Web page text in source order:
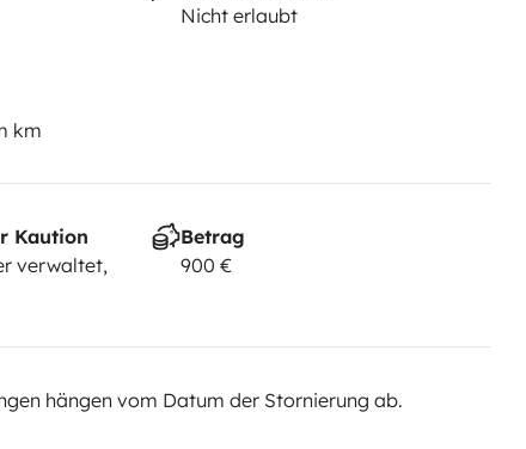
Nicht erlaubt
km
Kaution
verwaltet,
Betrag
900 €
hängen vom Datum der Stornierung ab.